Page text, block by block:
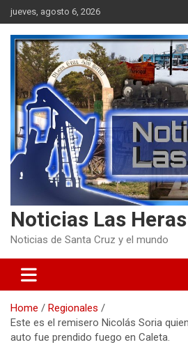
Skip
to
content
jueves, agosto 6, 2026
Noticias Las Heras
Noticias de Santa Cruz y el mundo
Home
Regionales
Este es el remisero Nicolás Soria
auto fue prendido fuego en Caleta.